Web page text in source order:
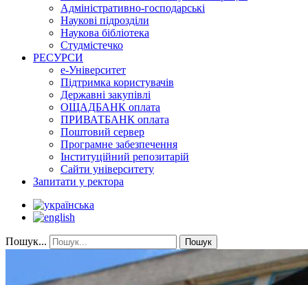
Адміністративно-господарські
Наукові підрозділи
Наукова бібліотека
Студмістечко
РЕСУРСИ
е-Університет
Підтримка користувачів
Державні закупівлі
ОЩАДБАНК оплата
ПРИВАТБАНК оплата
Поштовий сервер
Програмне забезпечення
Інституційний репозитарій
Сайти університету
Запитати у ректора
Пошук... Пошук